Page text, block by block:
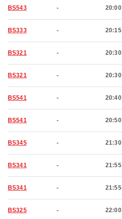
BS543 - 20:00
BS333 - 20:15
BS321 - 20:30
BS321 - 20:30
BS541 - 20:40
BS541 - 20:50
BS345 - 21:30
BS341 - 21:55
BS341 - 21:55
BS325 - 22:00